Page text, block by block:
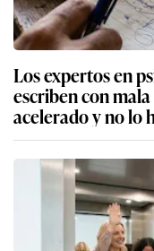
Los expertos en
escriben con
acelerado y no lo